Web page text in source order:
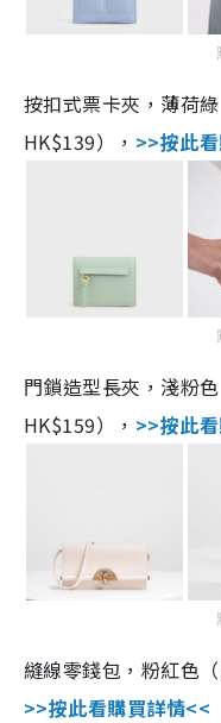
按扣式票卡夾，薄荷
HK$139）， >>按此
門鎖造型長夾，淺粉
HK$159）， >>按此
縫線零錢包，粉紅色
>>按此看購買詳情<<